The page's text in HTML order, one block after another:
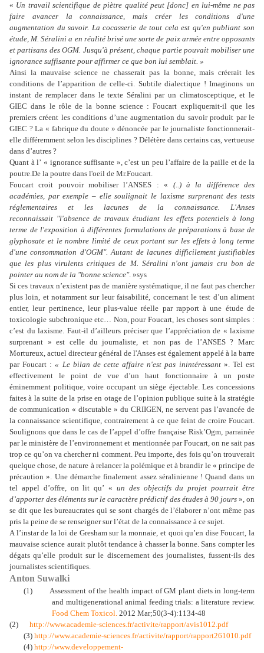
« Un travail scientifique de piètre qualité peut [donc] en lui-même ne pas
faire avancer la connaissance, mais créer les conditions d'une
augmentation du savoir. La cocasserie de tout cela est qu'en publiant son
étude, M. Séralini a en réalité brisé une sorte de paix armée entre opposants
et partisans des OGM. Jusqu'à présent, chaque partie pouvait mobiliser une
ignorance suffisante pour affirmer ce que bon lui semblait. »
Ainsi la mauvaise science ne chasserait pas la bonne, mais créerait les
conditions de l’apparition de celle-ci. Subtile dialectique ! Imaginons un
instant de remplacer dans le texte Séralini par un climatosceptique, et le
GIEC dans le rôle de la bonne science : Foucart expliquerait-il que les
premiers créent les conditions d’une augmentation du savoir produit par le
GIEC ? La « fabrique du doute » dénoncée par le journaliste fonctionnerait-
elle différemment selon les disciplines ? Délétère dans certains cas, vertueuse
dans d’autres ?
Quant à l’ « ignorance suffisante », c’est un peu l’affaire de la paille et de la
poutre.De la poutre dans l'oeil de Mr.Foucart.
Foucart croit pouvoir mobiliser l’ANSES : « (..) à la différence des
académies, par exemple – elle soulignait le laxisme surprenant des tests
réglementaires et les lacunes de la connaissance. L'Anses
reconnaissait "l'absence de travaux étudiant les effets potentiels à long
terme de l'exposition à différentes formulations de préparations à base de
glyphosate et le nombre limité de ceux portant sur les effets à long terme
d'une consommation d'OGM". Autant de lacunes difficilement justifiables
que les plus virulents critiques de M. Séralini n'ont jamais cru bon de
pointer au nom de la "bonne science". »sys
Si ces travaux n’existent pas de manière systématique, il ne faut pas chercher
plus loin, et notamment sur leur faisabilité, concernant le test d’un aliment
entier, leur pertinence, leur plus-value réelle par rapport à une étude de
toxicologie subchronique etc… Non, pour Foucart, les choses sont simples :
c’est du laxisme. Faut-il d’ailleurs préciser que l’appréciation de « laxisme
surprenant » est celle du journaliste, et non pas de l’ANSES ? Marc
Mortureux, actuel directeur général de l'Anses est également appelé à la barre
par Foucart :« Le bilan de cette affaire n'est pas inintéressant ». Tel est
effectivement le point de vue d’un haut fonctionnaire à un poste
éminemment politique, voire occupant un siège éjectable. Les concessions
faites à la suite de la prise en otage de l’opinion publique suite à la stratégie
de communication « discutable » du CRIIGEN, ne servent pas l’avancée de
la connaissance scientifique, contrairement à ce que feint de croire Foucart.
Soulignons que dans le cas de l’appel d’offre française Risk’Ogm, parrainée
par le ministère de l’environnement et mentionnée par Foucart, on ne sait pas
trop ce qu’on va chercher ni comment. Peu importe, des fois qu’on trouverait
quelque chose, de nature à relancer la polémique et à brandir le « principe de
précaution ». Une démarche finalement assez séralinienne ! Quand dans un
tel appel d’offre, on lit qu’ « un des objectifs du projet pourrait être
d’apporter des éléments sur le caractère prédictif des études à 90 jours», on
se dit que les bureaucrates qui se sont chargés de l’élaborer n’ont même pas
pris la peine de se renseigner sur l’état de la connaissance à ce sujet.
A l’instar de la loi de Gresham sur la monnaie, et quoi qu’en dise Foucart, la
mauvaise science aurait plutôt tendance à chasser la bonne. Sans compter les
dégats qu’elle produit sur le discernement des journalistes, fussent-ils des
journalistes scientifiques.
Anton Suwalki
(1)
Assessment of the health impact of GM plant diets in long-term
and multigenerational animal feeding trials: a literature review.
Food Chem Toxicol. 2012 Mar;50(3-4):1134-48
(2)
http://www.academie-sciences.fr/activite/rapport/avis1012.pdf
(3) http://www.academie-sciences.fr/activite/rapport/rapport261010.pdf
(4) http://www.developpement-